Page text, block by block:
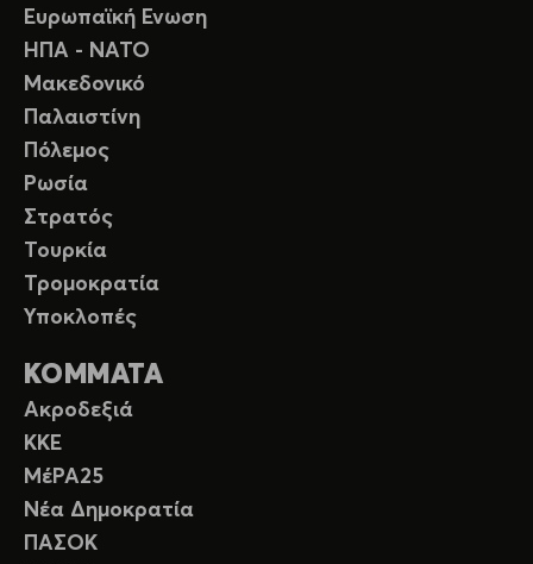
Ευρωπαϊκή Ενωση
ΗΠΑ - ΝΑΤΟ
Μακεδονικό
Παλαιστίνη
Πόλεμος
Ρωσία
Στρατός
Τουρκία
Τρομοκρατία
Υποκλοπές
ΚΟΜΜΑΤΑ
Ακροδεξιά
ΚΚΕ
ΜέΡΑ25
Νέα Δημοκρατία
ΠΑΣΟΚ